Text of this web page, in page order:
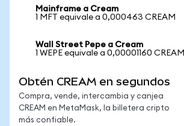
Mainframe a Cream
1 MFT equivale a 0,000463 CREAM
Wall Street Pepe a Cream
1 WEPE equivale a 0,00001160 CREAM
Obtén CREAM en segundos
Compra, vende, intercambia y canjea
CREAM en MetaMask, la billetera cripto
más confiable.